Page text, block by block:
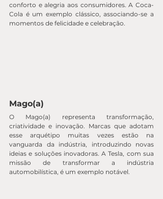
conforto e alegria aos consumidores. A Coca-
Cola é um exemplo clássico, associando-se a
momentos de felicidade e celebração.
Mago(a)
O Mago(a) representa transformação,
criatividade e inovação. Marcas que adotam
esse arquétipo muitas vezes estão na
vanguarda da indústria, introduzindo novas
ideias e soluções inovadoras. A Tesla, com sua
missão de transformar a indústria
automobilística, é um exemplo notável.